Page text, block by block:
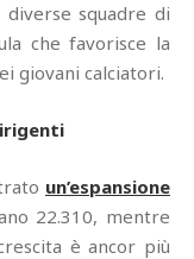
squadre di
che favorisce la
giovani calciatori.
un’espansione
22.310, mentre
è ancor più